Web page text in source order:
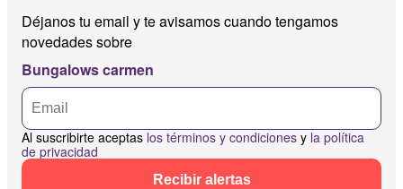
Déjanos tu email y te avisamos cuando tengamos
novedades sobre
Bungalows carmen
Al suscribirte aceptas los términos y condiciones y la política
de privacidad
Recibir alertas